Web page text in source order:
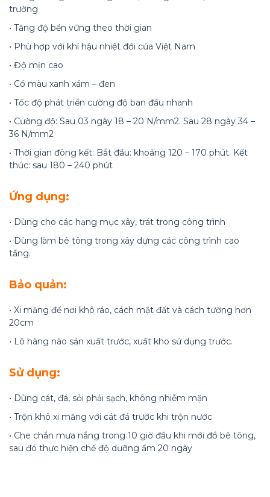
trường
• Tăng độ bền vững theo thời gian
• Phù hợp với khí hậu nhiệt đới của Việt Nam
• Độ mịn cao
• Có màu xanh xám – đen
• Tốc độ phát triển cường độ ban đầu nhanh
• Cường độ: Sau 03 ngày 18 – 20 N/mm2. Sau 28 ngày 34 –
36 N/mm2
• Thời gian đông kết: Bắt đầu: khoảng 120 – 170 phút. Kết
thúc: sau 180 – 240 phút
Ứng dụng:
• Dùng cho các hạng mục xây, trát trong công trình
• Dùng làm bê tông trong xây dựng các công trình cao
tầng.
Bảo quản:
• Xi măng để nơi khô ráo, cách mặt đất và cách tường hơn
20cm
• Lô hàng nào sản xuất trước, xuất kho sử dụng trước.
Sử dụng:
• Dùng cát, đá, sỏi phải sạch, không nhiễm mặn
• Trộn khô xi măng với cát đá trước khi trộn nước
• Che chắn mưa nắng trong 10 giờ đầu khi mới đổ bê tông,
sau đó thực hiện chế độ dưỡng ẩm 20 ngày